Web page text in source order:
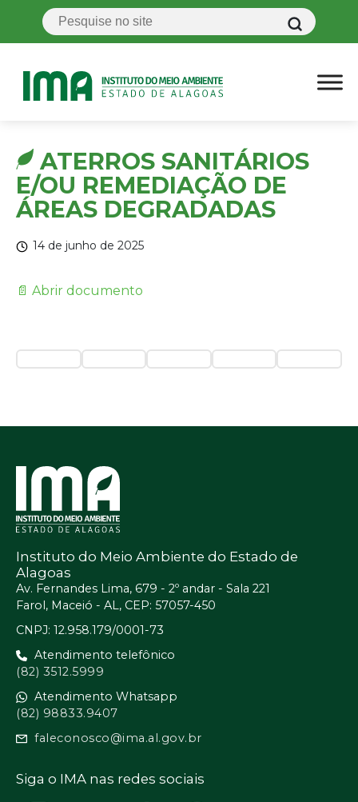
ATERROS SANITÁRIOS
E/OU REMEDIAÇÃO DE
ÁREAS DEGRADADAS
14 de junho de 2025
📄 Abrir documento
Instituto do Meio Ambiente do Estado de
Alagoas
Av. Fernandes Lima, 679 - 2º andar - Sala 221
Farol, Maceió - AL, CEP: 57057-450
CNPJ: 12.958.179/0001-73
Atendimento telefônico
(82) 3512.5999
Atendimento Whatsapp
(82) 98833.9407
faleconosco@ima.al.gov.br
Siga o IMA nas redes sociais